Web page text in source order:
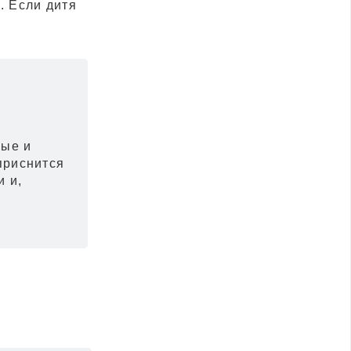
Если дитя
и
и,